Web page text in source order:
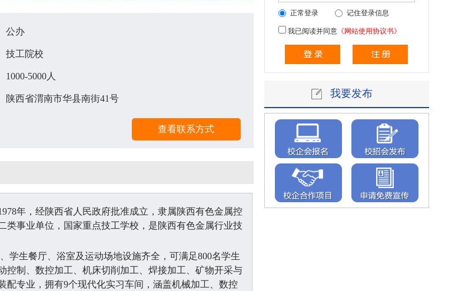
公办
技工院校
1000-5000人
陕西省渭南市华县南街41号
年，经陕西省人民政府批准成立，隶属陕西有色金属控
类事业单位，国家重点技工学校，是陕西有色金属行业技
学生餐厅、浴室及运动场地设施齐全，可满足800名学生
控制、数控加工、机床切削加工、焊接加工、矿物开采与
专业，拥有9个现代化实习车间，涵盖机械加工、数控
正常登录 记住登录信息
我已阅读并同意 《网站使用协议书》
我要发布